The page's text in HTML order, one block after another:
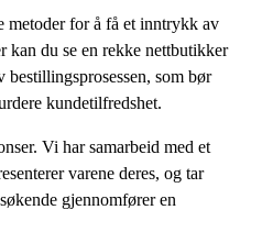
metoder for å få et inntrykk av
kan du se en rekke nettbutikker
som bør
kundetilfredshet.
Vi har samarbeid med et
varene deres, og tar
gjennomfører en